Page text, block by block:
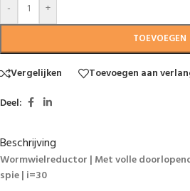
-
+
TOEVOEGEN
Vergelijken
Toevoegen aan
Deel:
Beschrijving
Wormwielreductor | Met volle
spie | i=30